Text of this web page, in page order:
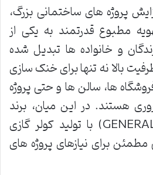
پروژه های ساختمانی بزرگ،
مطبوع قدرتمند به یکی از
و خانواده ها تبدیل شده
بالا نه تنها برای خنک سازی
ها، سالن ها و حتی پروژه
هستند. در این میان، برند
) با تولید کولر گازی
مطمئن برای نیازهای پروژه های